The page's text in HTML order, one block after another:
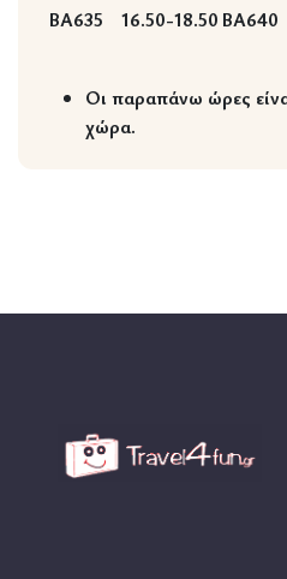
BA635
16.50-18.50 BA640
Οι παραπάνω ώρες
χώρα.